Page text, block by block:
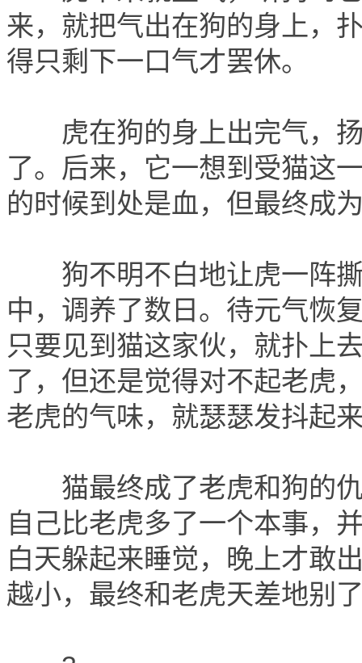
来，就把气出在狗的身上，
得只剩下一口气才罢休。
虎在狗的身上出完气，扬
了。后来，它一想到受猫这
的时候到处是血，但最终成
狗不明不白地让虎一阵撕
中，调养了数日。待元气恢
只要见到猫这家伙，就扑上
了，但还是觉得对不起老虎
老虎的气味，就瑟瑟发抖起
猫最终成了老虎和狗的仇
自己比老虎多了一个本事，
白天躲起来睡觉，晚上才敢
越小，最终和老虎天差地别